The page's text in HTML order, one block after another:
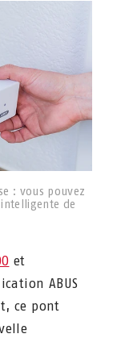
: vous pouvez
de
et
ABUS
ce pont